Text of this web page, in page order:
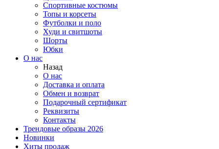
Спортивные костюмы
Топы и корсеты
Футболки и поло
Худи и свитшоты
Шорты
Юбки
О нас
Назад
О нас
Доставка и оплата
Обмен и возврат
Подарочный сертификат
Реквизиты
Контакты
Трендовые образы 2026
Новинки
Хиты продаж